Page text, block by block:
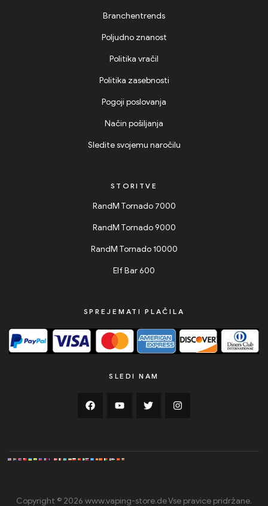
Branchentrends
Poljudno znanost
Politika vračil
Politika zasebnosti
Pogoji poslovanja
Način pošiljanja
Sledite svojemu naročilu
STORITVE
RandM Tornado 7000
RandM Tornado 9000
RandM Tornado 10000
Elf Bar 600
SPREJEMATI PLAČILA
SLEDI NAM
Copyright © 2026 www.vaping-store.de Vse pravice pridržane.